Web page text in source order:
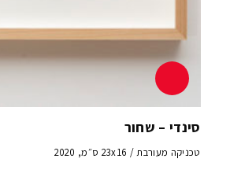
סינדי – שחור
טכניקה מעורבת / 23x16 ס״מ, 2020